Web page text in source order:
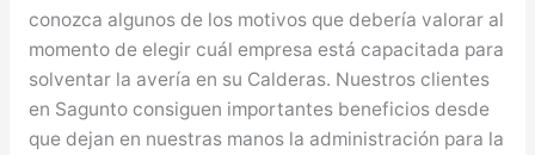
conozca algunos de los motivos que debería valorar al
momento de elegir cuál empresa está capacitada para
solventar la avería en su Calderas. Nuestros clientes
en Sagunto consiguen importantes beneficios desde
que dejan en nuestras manos la administración para la